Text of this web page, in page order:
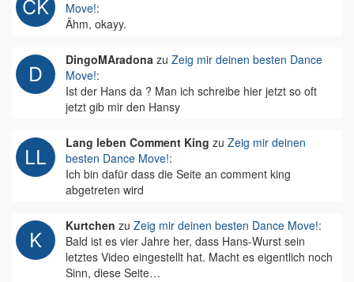
Move!:
Ähm, okayy.
DingoMAradona zu Zeig mir deinen besten Dance
Move!:
Ist der Hans da ? Man ich schreibe hier jetzt so oft
jetzt gib mir den Hansy
Lang leben Comment King zu Zeig mir deinen
besten Dance Move!:
Ich bin dafür dass die Seite an comment king
abgetreten wird
Kurtchen zu Zeig mir deinen besten Dance Move!:
Bald ist es vier Jahre her, dass Hans-Wurst sein
letztes Video eingestellt hat. Macht es eigentlich noch
Sinn, diese Seite…